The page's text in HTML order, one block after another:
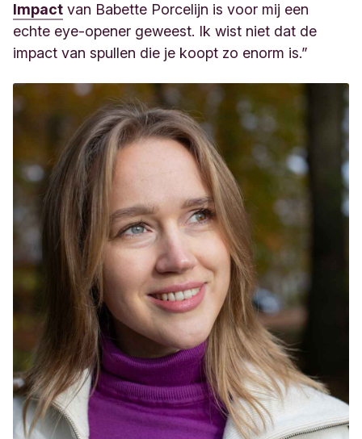
Impact van Babette Porcelijn is voor mij een
echte eye-opener geweest. Ik wist niet dat de
impact van spullen die je koopt zo enorm is.”